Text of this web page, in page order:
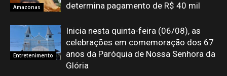
Amazonas
determina pagamento de R$ 40 mil
Entretenimento
Inicia nesta quinta-feira (06/08), as
celebrações em comemoração dos 67
anos da Paróquia de Nossa Senhora da
Glória